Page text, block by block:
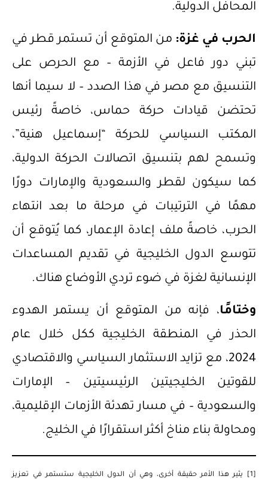
المحافل الدولية.
الحرب في غزة: من المتوقع أن تستمر قطر في
تبني دور فاعل في الأزمة – مع الحرص على
التنسيق مع مصر في هذا الصدد – لا سيما أنها
تحتضن قيادات حركة حماس، خاصةً رئيس
المكتب السياسي للحركة “إسماعيل هنية”،
وتسمح لهم بتنسيق اتصالات الحركة الدولية،
كما سيكون لقطر والسعودية والإمارات دورًا
مهمًا في الترتيبات في مرحلة ما بعد انتهاء
الحرب، خاصةً ملف إعادة الإعمار، كما يُتوقع أن
تتوسع الدول الخليجية في تقديم المساعدات
الإنسانية لغزة في ضوء تردي الأوضاع هناك.
وختامًا، فإنه من المتوقع أن يستمر الهدوء
الحذر في المنطقة الخليجية ككل خلال عام
2024، مع تزايد الاستثمار السياسي والاقتصادي
للقوتين الخليجيتين الرئيسيتين – الإمارات
والسعودية – في مسار تهدئة الأزمات الإقليمية،
ومحاولة بناء مناخ أكثر استقرارًا في الخليج.
[1]
يثير هذا الأمر حقيقة أخرى، وهي أن الدول الخليجية ستستمر في تعزيز